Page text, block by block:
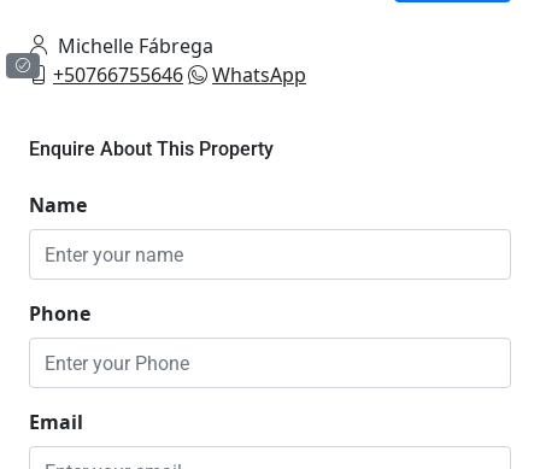
Michelle Fábrega
+50766755646
WhatsApp
Enquire About This Property
Name
Phone
Email